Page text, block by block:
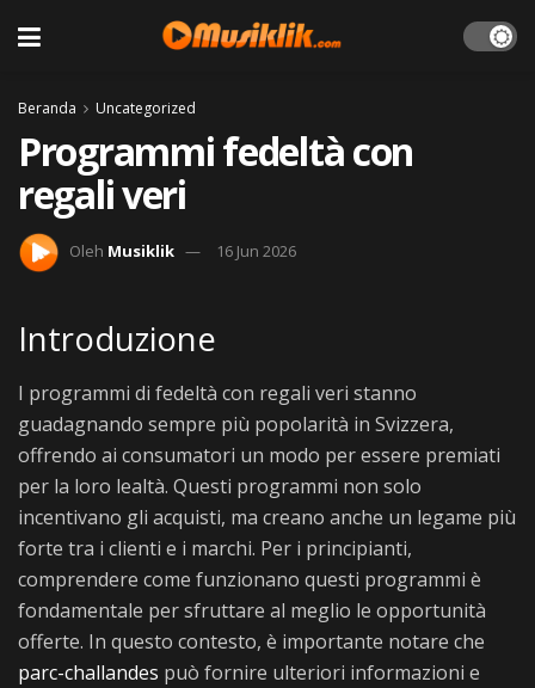
Beranda Uncategorized
Programmi fedeltà con
regali veri
Oleh Musiklik 16 Jun 2026
Introduzione
I programmi di fedeltà con regali veri stanno
guadagnando sempre più popolarità in Svizzera,
offrendo ai consumatori un modo per essere premiati
per la loro lealtà. Questi programmi non solo
incentivano gli acquisti, ma creano anche un legame più
forte tra i clienti e i marchi. Per i principianti,
comprendere come funzionano questi programmi è
fondamentale per sfruttare al meglio le opportunità
offerte. In questo contesto, è importante notare che
parc-challandes può fornire ulteriori informazioni e